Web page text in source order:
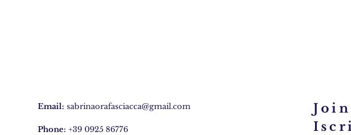
Email: sabrinaorafasciacca@gmail.com
Phone: +39 0925 86776